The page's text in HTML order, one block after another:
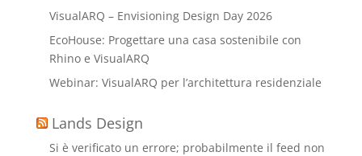
VisualARQ – Envisioning Design Day 2026
EcoHouse: Progettare una casa sostenibile con
Rhino e VisualARQ
Webinar: VisualARQ per l’architettura residenziale
Lands Design
Si è verificato un errore; probabilmente il feed non